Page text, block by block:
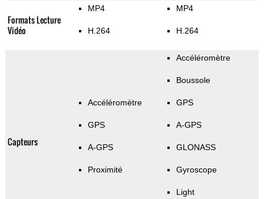
Formats Lecture
Vidéo
MP4
H.264
MP4
H.264
Capteurs
Accéléromètre
GPS
A-GPS
Proximité
Accéléromètre
Boussole
GPS
A-GPS
GLONASS
Gyroscope
Light